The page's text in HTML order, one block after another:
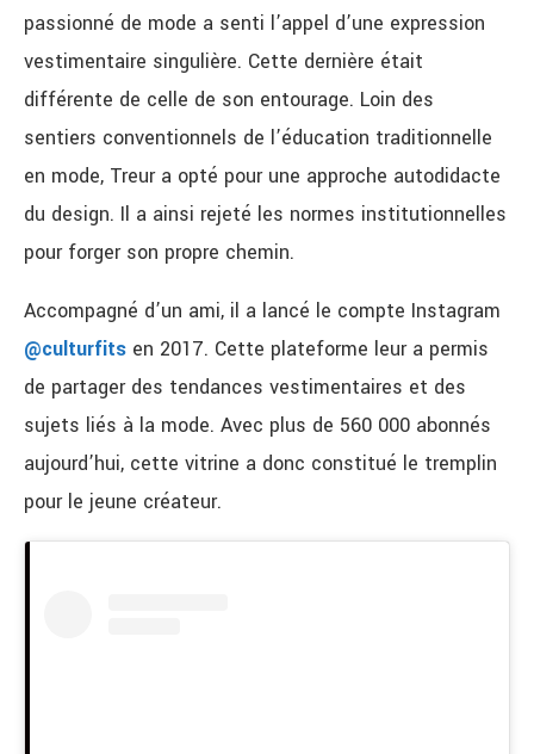
passionné de mode a senti l’appel d’une expression
vestimentaire singulière. Cette dernière était
différente de celle de son entourage. Loin des
sentiers conventionnels de l’éducation traditionnelle
en mode, Treur a opté pour une approche autodidacte
du design. Il a ainsi rejeté les normes institutionnelles
pour forger son propre chemin.
Accompagné d’un ami, il a lancé le compte Instagram
@culturfits en 2017. Cette plateforme leur a permis
de partager des tendances vestimentaires et des
sujets liés à la mode. Avec plus de 560 000 abonnés
aujourd’hui, cette vitrine a donc constitué le tremplin
pour le jeune créateur.